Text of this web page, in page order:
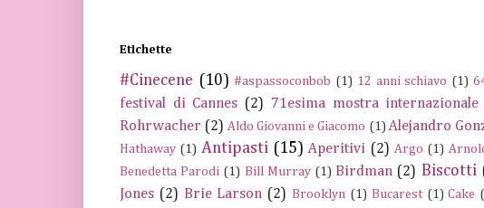
Etichette
#Cinecene (10) #aspassoconbob (1) 12 anni schiavo (1)
festival di Cannes (2) 71esima mostra
Rohrwacher (2) Aldo Giovanni e Giacomo (1) Alejandro
Hathaway (1) Antipasti (15) Aperitivi (2) Argo (1)
Benedetta Parodi (1) Bill Murray (1) Birdman (2) Biscotti
Jones (2) Brie Larson (2) Brooklyn (1) Bucarest (1) Cake